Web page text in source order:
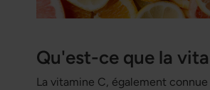
Qu'est-ce que la
La vitamine C, également connue